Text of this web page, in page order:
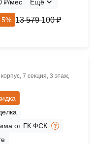
₽/мес Ещё
13 579 100 ₽
7 секция, 3 этаж,
от ГК ФСК